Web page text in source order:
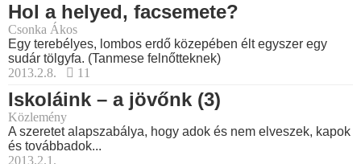
Hol a helyed, facsemete?
Csonka Ákos
Egy terebélyes, lombos erdő közepében élt egyszer egy
sudár tölgyfa. (Tanmese felnőtteknek)
2013.2.8.
11
Iskoláink – a jövőnk (3)
Közlemény
A szeretet alapszabálya, hogy adok és nem elveszek, kapok
és továbbadok...
2013.2.1.